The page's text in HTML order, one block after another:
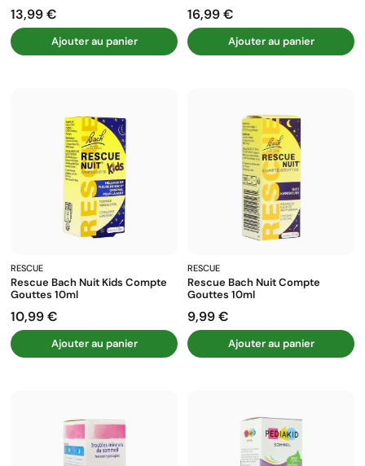
Prix
13,99 €
Ajouter au panier
Prix
16,99 €
Ajouter au panier
RESCUE
Rescue Bach Nuit Kids Compte
Gouttes 10ml
Prix
10,99 €
Ajouter au panier
RESCUE
Rescue Bach Nuit Compte
Gouttes 10ml
Prix
9,99 €
Ajouter au panier